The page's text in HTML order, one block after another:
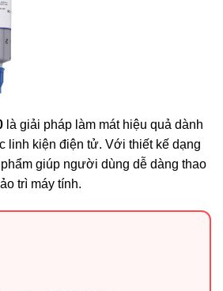
là giải pháp làm mát hiệu quả dành
linh kiện điện tử. Với thiết kế dạng
giúp người dùng dễ dàng thao
trì máy tính.